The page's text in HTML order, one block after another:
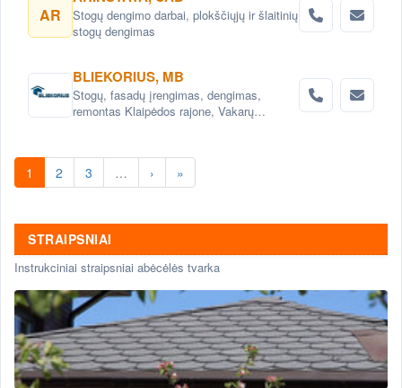
AR
Stogų dengimo darbai, plokščiųjų ir šlaitinių
stogų dengimas
BLIEKORIUS, MB
Stogų, fasadų įrengimas, dengimas,
remontas Klaipėdos rajone, Vakarų
1 2 3 … › »
STRAIPSNIAI
Instrukciniai straipsniai abėcėlės tvarka